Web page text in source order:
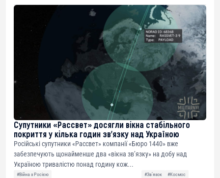
Супутники «Рассвет» досягли вікна стабільного
покриття у кілька годин зв’язку над Україною
Російські супутники «Рассвет» компанії «Бюро 1440» вже
забезпечують щонайменше два «вікна зв’язку» на добу над
Україною тривалістю понад годину кож...
#Війна з Росією #Звʼязок
#Космос